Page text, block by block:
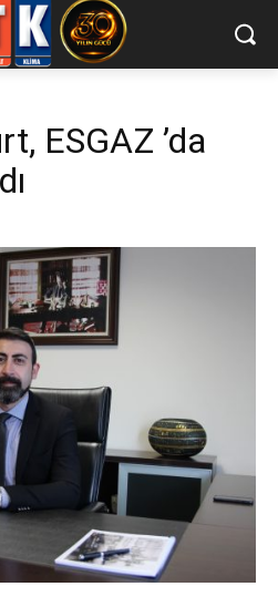
ESGAZ ’da